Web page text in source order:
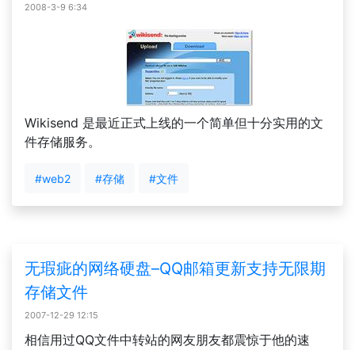
2008-3-9 6:34
Wikisend 是最近正式上线的一个简单但十分实用的文
件存储服务。
#web2 #存储 #文件
无瑕疵的网络硬盘–QQ邮箱更新支持无限期
存储文件
2007-12-29 12:15
相信用过QQ文件中转站的网友朋友都震惊于他的速